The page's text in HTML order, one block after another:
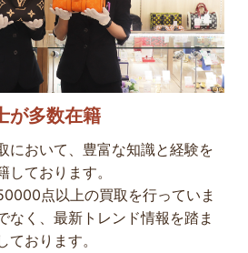
が多数在籍
において、豊富な知識と経験を
ております。
点以上の買取を行っていま
なく、最新トレンド情報を踏ま
ております。